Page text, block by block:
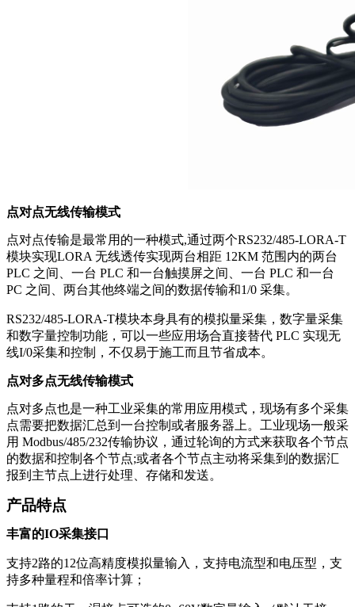
点对点无线传输模式
点对点传输是最常用的一种模式,通过两个RS232/485-LORA-T
模块实现LORA 无线透传实现两台相距 12KM 范围内的两台
PLC 之间、一台 PLC 和一台触摸屏之间、一台 PLC 和一台
PC 之间、两台其他终端之间的数据传输和1/0 采集。
RS232/485-LORA-T模块本身具有的模拟量采集，数字量采集
和数字量控制功能，可以一些应用场合直接替代 PLC 实现无
线I/0采集和控制，不仅易于施工而且节省成本。
点对多点无线传输模式
点对多点也是一种工业采集的常用应用模式，现场有多个采集
点需要把数据汇总到一台控制或者服务器上。工业现场一般采
用 Modbus/485/232传输协议，通过轮询的方式来获取各个节点
的数据和控制各个节点;或者各个节点主动将采集到的数据汇
报到主节点上进行处理、存储和发送。
产品特点
丰富的IO采集接口
支持2路的12位高精度模拟量输入，支持电流型和电压型，支
持多种量程和倍率计算；